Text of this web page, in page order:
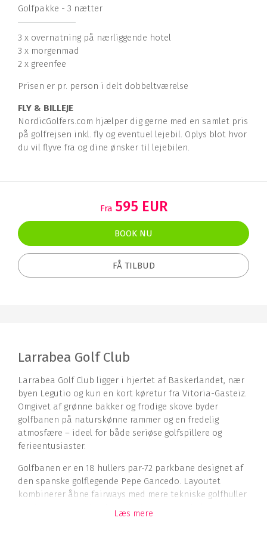
Golfpakke - 3 nætter
3 x overnatning på nærliggende hotel
3 x morgenmad
2 x greenfee
Prisen er pr. person i delt dobbeltværelse
FLY & BILLEJE
NordicGolfers.com hjælper dig gerne med en samlet pris
på golfrejsen inkl. fly og eventuel lejebil. Oplys blot hvor
du vil flyve fra og dine ønsker til lejebilen.
Fra 595 EUR
BOOK NU
FÅ TILBUD
Larrabea Golf Club
Larrabea Golf Club ligger i hjertet af Baskerlandet, nær
byen Legutio og kun en kort køretur fra Vitoria-Gasteiz.
Omgivet af grønne bakker og frodige skove byder
golfbanen på naturskønne rammer og en fredelig
atmosfære – ideel for både seriøse golfspillere og
ferieentusiaster.
Golfbanen er en 18 hullers par-72 parkbane designet af
den spanske golflegende Pepe Gancedo. Layoutet
kombinerer åbne fairways med mere tekniske golfhuller
Læs mere